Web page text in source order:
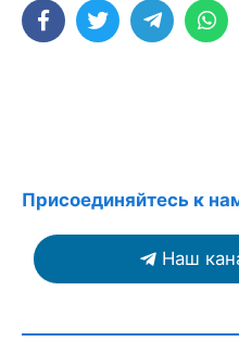
Присоединяйтесь к
Наш